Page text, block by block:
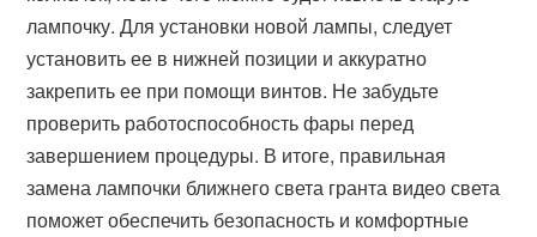
лампочку. Для установки новой лампы, следует
установить ее в нижней позиции и аккуратно
закрепить ее при помощи винтов. Не забудьте
проверить работоспособность фары перед
завершением процедуры. В итоге, правильная
замена лампочки ближнего света гранта видео света
поможет обеспечить безопасность и комфортные